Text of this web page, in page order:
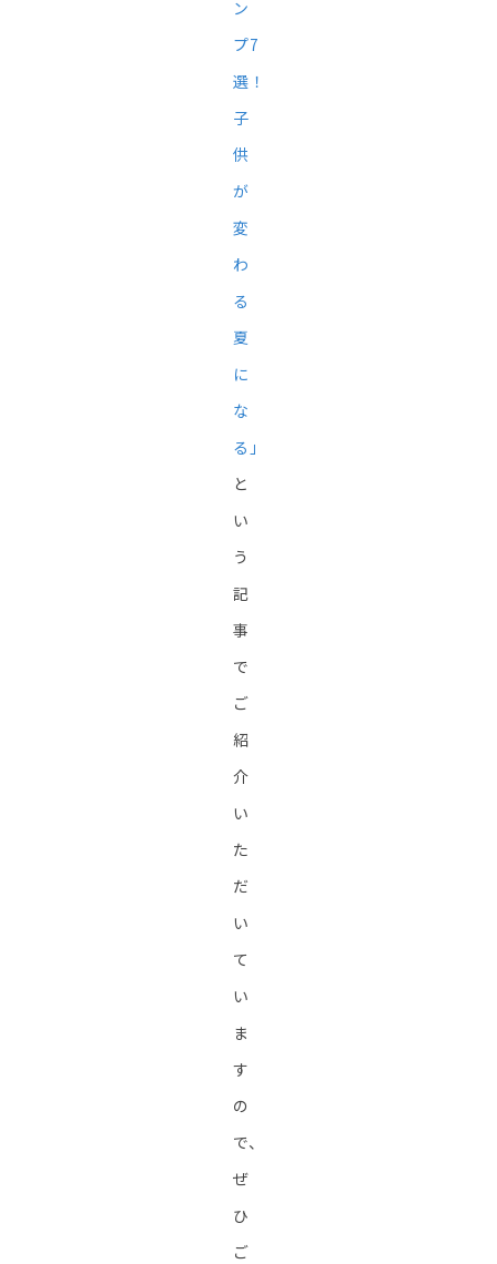
ン
プ7
選！
子
供
が
変
わ
る
夏
に
な
る」
と
い
う
記
事
で
ご
紹
介
い
た
だ
い
て
い
ま
す
の
で、
ぜ
ひ
ご